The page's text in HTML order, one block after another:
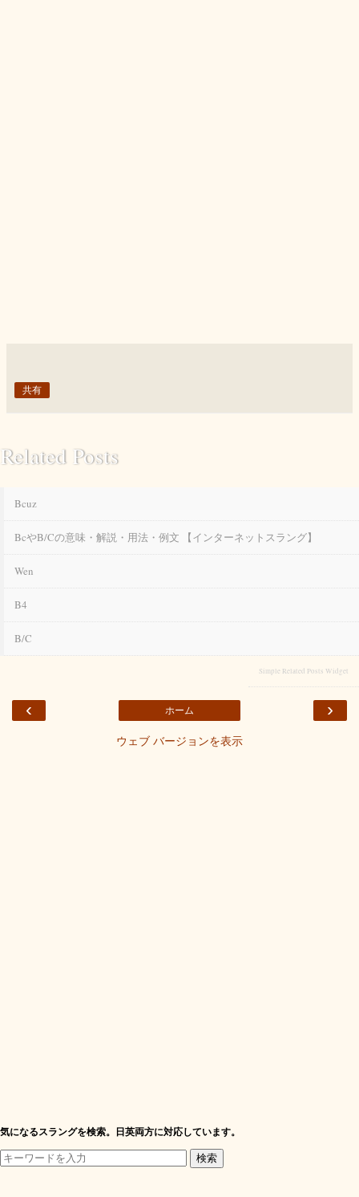
共有
Related Posts
Bcuz
Bcやb/cの意味・解説・用法・例文 【インターネットスラング】
Wen
B4
B/c
Simple Related Posts Widget
‹ ›
ホーム
ウェブ バージョンを表示
気になるスラングを検索。日英両方に対応しています。